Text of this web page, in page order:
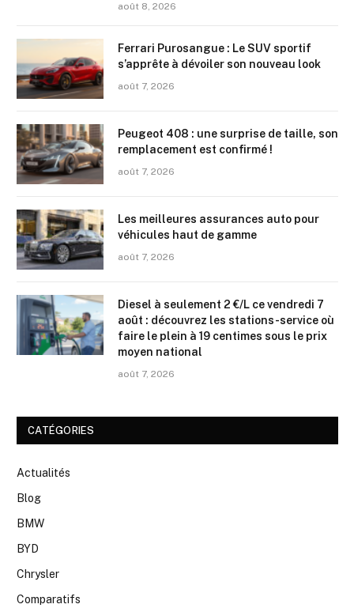
août 8, 2026
Ferrari Purosangue : Le SUV sportif
s’apprête à dévoiler son nouveau look
août 7, 2026
Peugeot 408 : une surprise de taille, son
remplacement est confirmé !
août 7, 2026
Les meilleures assurances auto pour
véhicules haut de gamme
août 7, 2026
Diesel à seulement 2 €/L ce vendredi 7
août : découvrez les stations-service où
faire le plein à 19 centimes sous le prix
moyen national
août 7, 2026
CATÉGORIES
Actualités
Blog
BMW
BYD
Chrysler
Comparatifs